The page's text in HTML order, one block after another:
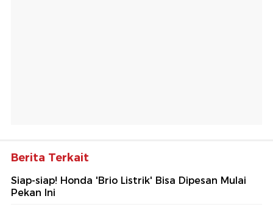
Berita Terkait
Siap-siap! Honda 'Brio Listrik' Bisa Dipesan Mulai
Pekan Ini